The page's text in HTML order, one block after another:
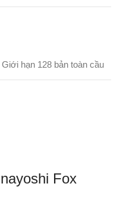
Fox
Giới hạn 128 bản toàn cầu